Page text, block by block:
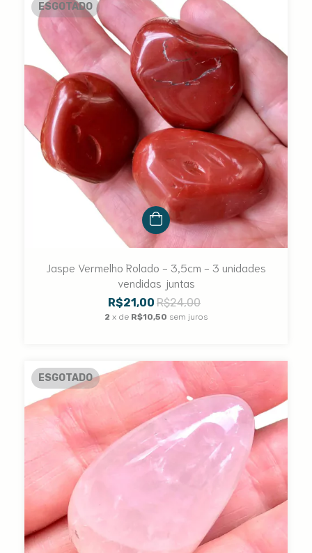
ESGOTADO
Jaspe Vermelho Rolado - 3,5cm - 3 unidades
vendidas juntas
R$21,00 R$24,00
2 x de R$10,50 sem juros
ESGOTADO